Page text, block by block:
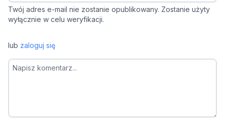
Twój adres e-mail nie zostanie opublikowany. Zostanie użyty
wyłącznie w celu weryfikacji.
lub zaloguj się